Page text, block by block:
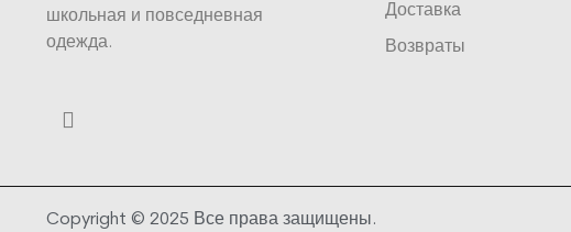
школьная и повседневная
одежда.
Доставка
Возвраты
Copyright © 2025 Все права защищены.